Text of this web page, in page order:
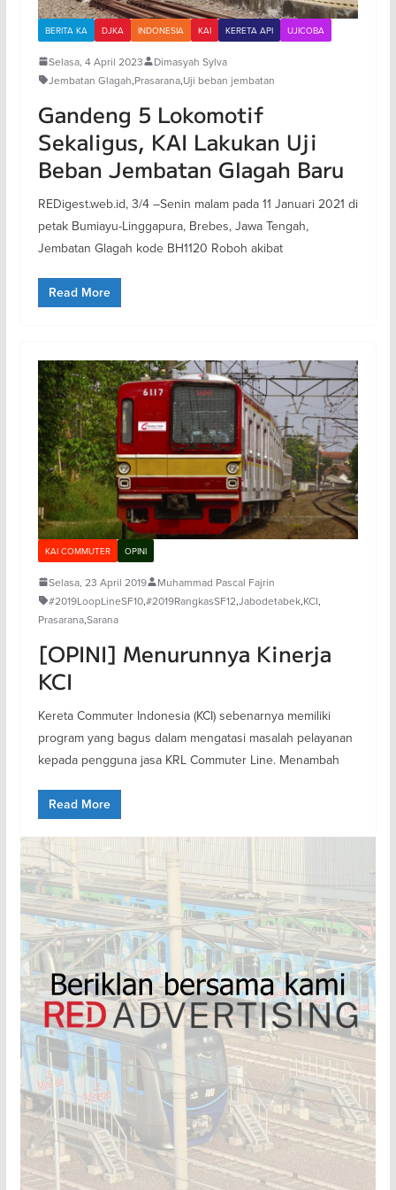
BERITA KA DJKA INDONESIA KAI KERETA API UJICOBA
Selasa, 4 April 2023
Dimasyah Sylva
Jembatan Glagah,Prasarana,Uji beban jembatan
Gandeng 5 Lokomotif
Sekaligus, KAI Lakukan Uji
Beban Jembatan Glagah Baru
REDigest.web.id, 3/4 –Senin malam pada 11 Januari 2021 di
petak Bumiayu-Linggapura, Brebes, Jawa Tengah,
Jembatan Glagah kode BH1120 Roboh akibat
Read More
KAI COMMUTER OPINI
Selasa, 23 April 2019
Muhammad Pascal Fajrin
#2019LoopLineSF10,#2019RangkasSF12,Jabodetabek,KCI,
Prasarana,Sarana
[OPINI] Menurunnya Kinerja
KCI
Kereta Commuter Indonesia (KCI) sebenarnya memiliki
program yang bagus dalam mengatasi masalah pelayanan
kepada pengguna jasa KRL Commuter Line. Menambah
Read More